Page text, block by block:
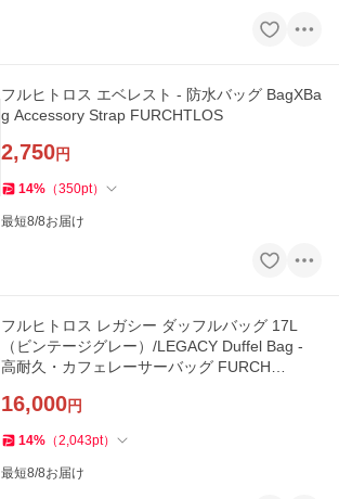
フルヒトロス エベレスト - 防水バッグ BagXBa
g Accessory Strap FURCHTLOS
2,750円
14% （350pt）
最短8/8お届け
フルヒトロス レガシー ダッフルバッグ 17L
（ビンテージグレー）/LEGACY Duffel Bag -
高耐久・カフェレーサーバッグ FURCH…
16,000円
14% （2,043pt）
最短8/8お届け